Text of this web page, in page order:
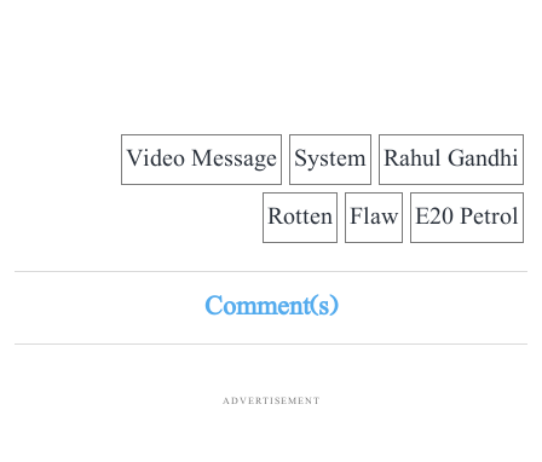
Rahul Gandhi
System
Video Message
E20 Petrol
Flaw
Rotten
Comment(s)
ADVERTISEMENT